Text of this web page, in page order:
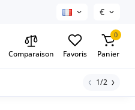
€
Comparaison Favoris
0
Panier
1/2